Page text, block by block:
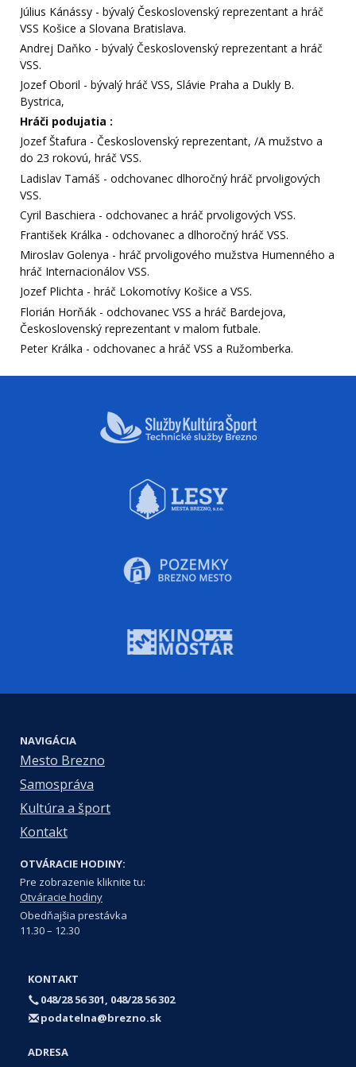
Július Kánássy - bývalý Československý reprezentant a hráč
VSS Košice a Slovana Bratislava.
Andrej Daňko - bývalý Československý reprezentant a hráč
VSS.
Jozef Oboril - bývalý hráč VSS, Slávie Praha a Dukly B.
Bystrica,
Hráči podujatia :
Jozef Štafura - Československý reprezentant, /A mužstvo a
do 23 rokovú, hráč VSS.
Ladislav Tamáš - odchovanec dlhoročný hráč prvoligových
VSS.
Cyril Baschiera - odchovanec a hráč prvoligových VSS.
František Králka - odchovanec a dlhoročný hráč VSS.
Miroslav Golenya - hráč prvoligového mužstva Humenného a
hráč Internacionálov VSS.
Jozef Plichta - hráč Lokomotívy Košice a VSS.
Florián Horňák - odchovanec VSS a hráč Bardejova,
Československý reprezentant v malom futbale.
Peter Králka - odchovanec a hráč VSS a Ružomberka.
NAVIGÁCIA
Mesto Brezno
Samospráva
Kultúra a šport
Kontakt
OTVÁRACIE HODINY:
Pre zobrazenie kliknite tu:
Otváracie hodiny
Obedňajšia prestávka
11.30 – 12.30
KONTAKT
048/28 56 301, 048/28 56 302
podatelna@brezno.sk
ADRESA